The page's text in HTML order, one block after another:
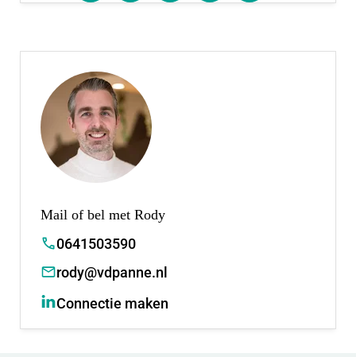
Mail of bel met Rody
0641503590
rody@vdpanne.nl
Connectie maken